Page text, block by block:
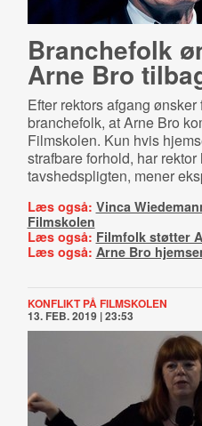
Branchefolk
Arne Bro
Efter rektors afgang
branchefolk, at Arne Bro
Filmskolen. Kun hvis
strafbare forhold, har rektor
tavshedspligten, mener
Læs også: Vinca
Filmskolen
Læs også: Filmfolk støtter
Læs også: Arne Bro
KONFLIKT PÅ FILMSKOLEN
13. FEB. 2019 | 23:53